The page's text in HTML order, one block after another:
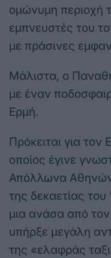
ομώνυμη περιοχή
εμπνευστές του
με πράσινες
Μάλιστα, ο
με έναν
Ερμή.
Πρόκειται για
οποίος έγινε
Απόλλωνα
της δεκαετίας
μια ανάσα από
υπήρξε μεγάλη
της «ελαφράς